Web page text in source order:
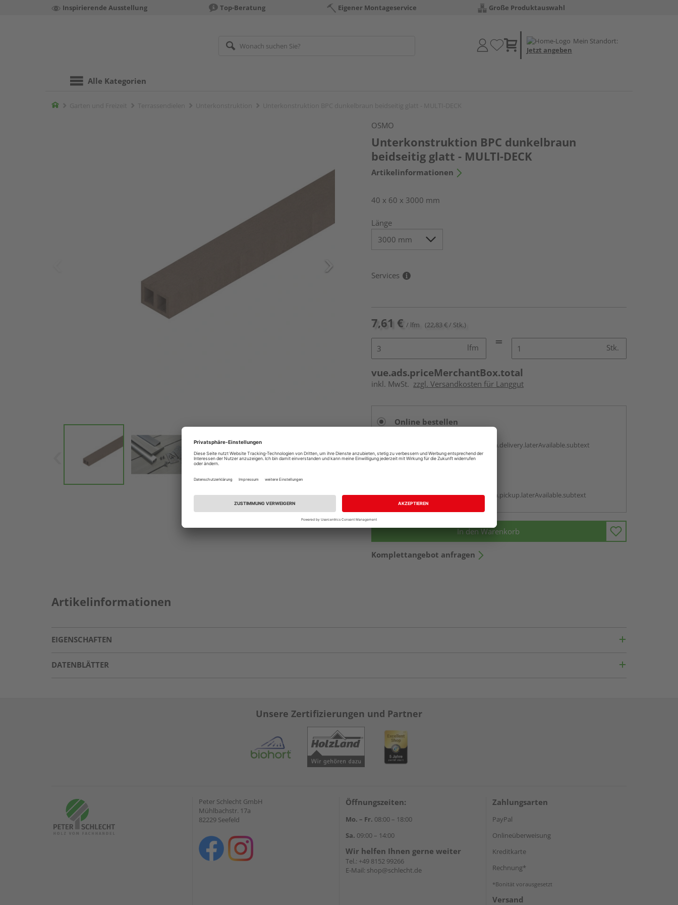
Inspirierende Ausstellung Top-Beratung Eigener Montageservice Große Produktauswahl
Mein Standort:
Jetzt angeben
Alle Kategorien
Home
OSMO
Unterkonstruktion BPC dunkelbraun
beidseitig glatt - MULTI-DECK
Artikelinformationen
40 x 60 x 3000 mm
Länge
Services
7,61 € / lfm (22,83 € / Stk.)
lfm Stk.
vue.ads.priceMerchantBox.total
inkl. MwSt. zzgl. Versandkosten für Langgut
Online bestellen
vue.ads.priceMerchantBox.option.delivery.laterAvailable.subtext
vue.ads.priceMerchantBox.option.pickup.laterAvailable.subtext
In den Warenkorb
Komplettangebot anfragen
Artikelinformationen
EIGENSCHAFTEN
DATENBLÄTTER
Unsere Zertifizierungen und Partner
Peter Schlecht GmbH
Mühlbachstr. 17a
82229 Seefeld
Öffnungszeiten:
Mo. – Fr. 08:00 – 18:00
Sa. 09:00 – 14:00
Wir helfen Ihnen gerne weiter
Tel.: +49 8152 99266
E-Mail: shop@schlecht.de
Zahlungsarten
PayPal
Onlineüberweisung
Kreditkarte
Rechnung*
*Bonität vorausgesetzt
Versand